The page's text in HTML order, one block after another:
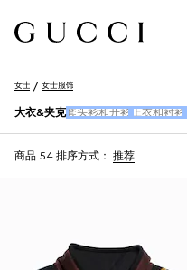
女士 女士服饰
大衣&夹克 套头衫和开衫 上衣和衬衫
商品 54 排序方式： 推荐